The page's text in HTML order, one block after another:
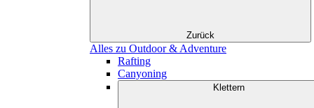
Zurück
Alles zu Outdoor & Adventure
Rafting
Canyoning
Klettern